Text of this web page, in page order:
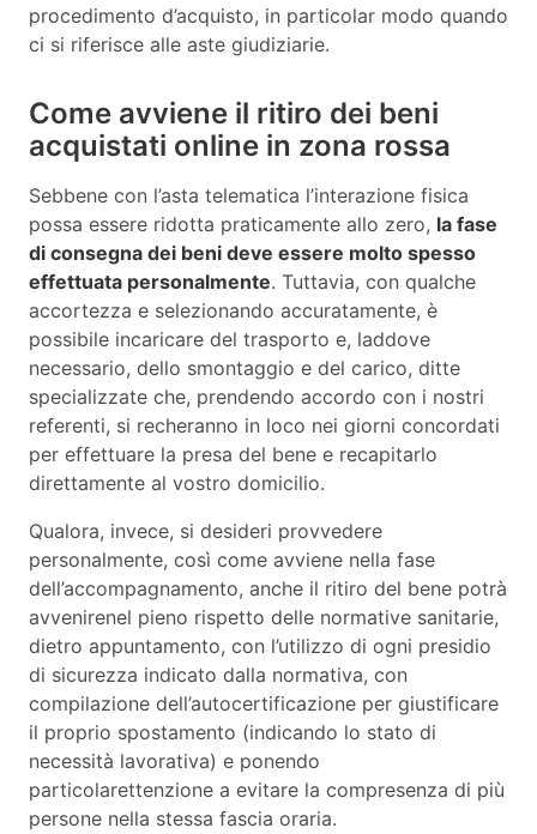
procedimento d’acquisto, in particolar modo quando
ci si riferisce alle aste giudiziarie.
Come avviene il ritiro dei beni
acquistati online in zona rossa
Sebbene con l’asta telematica l’interazione fisica
possa essere ridotta praticamente allo zero, la fase
di consegna dei beni deve essere molto spesso
effettuata personalmente. Tuttavia, con qualche
accortezza e selezionando accuratamente, è
possibile incaricare del trasporto e, laddove
necessario, dello smontaggio e del carico, ditte
specializzate che, prendendo accordo con i nostri
referenti, si recheranno in loco nei giorni concordati
per effettuare la presa del bene e recapitarlo
direttamente al vostro domicilio.
Qualora, invece, si desideri provvedere
personalmente, così come avviene nella fase
dell’accompagnamento, anche il ritiro del bene potrà
avvenirenel pieno rispetto delle normative sanitarie,
dietro appuntamento, con l’utilizzo di ogni presidio
di sicurezza indicato dalla normativa, con
compilazione dell’autocertificazione per giustificare
il proprio spostamento (indicando lo stato di
necessità lavorativa) e ponendo
particolarettenzione a evitare la compresenza di più
persone nella stessa fascia oraria.